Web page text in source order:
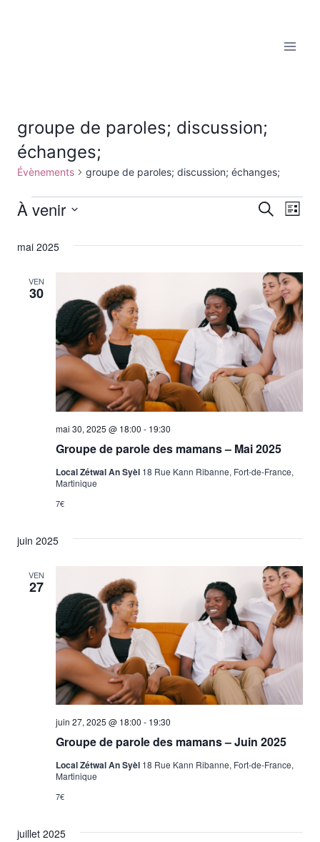
groupe de paroles; discussion;
échanges;
Évènements groupe de paroles; discussion; échanges;
Évènements
et
de
vues
Recherche
Liste
À venir
une
mai 2025
VEN
30
Groupe de parole des mamans – Mai 2025
mai 30, 2025 @ 18:00 - 19:30
Local Zétwal An Syèl 18 Rue Kann Ribanne, Fort-de-France,
Martinique
7€
juin 2025
VEN
27
Groupe de parole des mamans – Juin 2025
juin 27, 2025 @ 18:00 - 19:30
Local Zétwal An Syèl 18 Rue Kann Ribanne, Fort-de-France,
Martinique
7€
juillet 2025